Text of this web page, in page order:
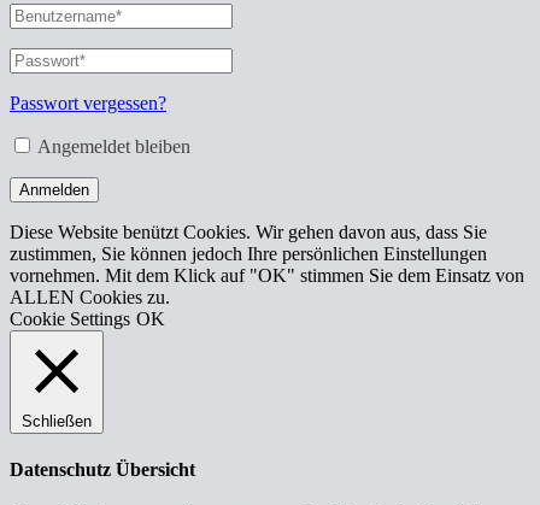
Benutzername
oder
E-
Mail-
Adresse*
Passwort*
Erforderlich
Passwort vergessen?
Angemeldet bleiben
Anmelden
Diese Website benützt Cookies. Wir gehen davon aus, dass Sie
zustimmen, Sie können jedoch Ihre persönlichen Einstellungen
vornehmen. Mit dem Klick auf "OK" stimmen Sie dem Einsatz von
ALLEN Cookies zu.
Cookie Settings OK
Schließen
Datenschutz Übersicht